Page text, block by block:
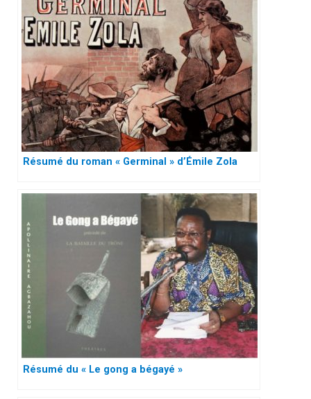
Résumé du roman « Germinal » d’Émile Zola
Résumé du « Le gong a bégayé »